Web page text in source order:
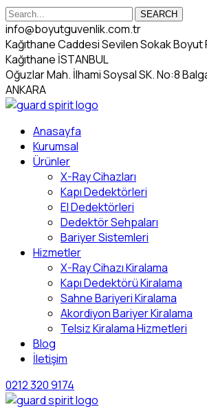
SEARCH
info@boyutguvenlik.com.tr
Kağıthane Caddesi Sevilen Sokak Boyut
Kağıthane İSTANBUL
Oğuzlar Mah. İlhami Soysal SK. No:8
ANKARA
Anasayfa
Kurumsal
Ürünler
X-Ray Cihazları
Kapı Dedektörleri
El Dedektörleri
Dedektör Sehpaları
Bariyer Sistemleri
Hizmetler
X-Ray Cihazı Kiralama
Kapı Dedektörü Kiralama
Sahne Bariyeri Kiralama
Akordiyon Bariyer Kiralama
Telsiz Kiralama Hizmetleri
Blog
İletişim
0212 320 9174